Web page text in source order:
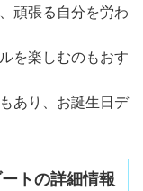
頑張る自分を労わ
を楽しむのもおす
あり、お誕生日デ
トの詳細情報